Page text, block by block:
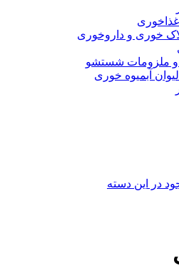
خوری و داروخوری
و ملزومات شستشو
آبمیوه خوری
در این دسته